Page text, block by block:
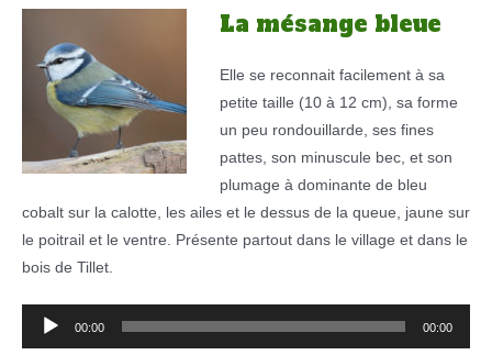
La mésange bleue
Elle se reconnait facilement à sa
petite taille (10 à 12 cm), sa forme
un peu rondouillarde, ses fines
pattes, son minuscule bec, et son
plumage à dominante de bleu
cobalt sur la calotte, les ailes et le dessus de la queue, jaune sur
le poitrail et le ventre. Présente partout dans le village et dans le
bois de Tillet.
Lecteur
audio
00:00 00:00